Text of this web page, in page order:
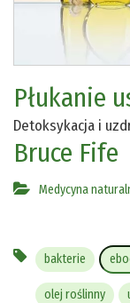
Płukanie
Detoksykacja i
Bruce Fife
Medycyna
bakterie
olej roślinny